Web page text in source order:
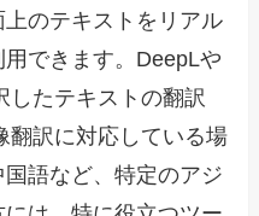
のテキストをリアル
できます。DeepLや
したテキストの翻訳
翻訳に対応している場
語など、特定のアジ